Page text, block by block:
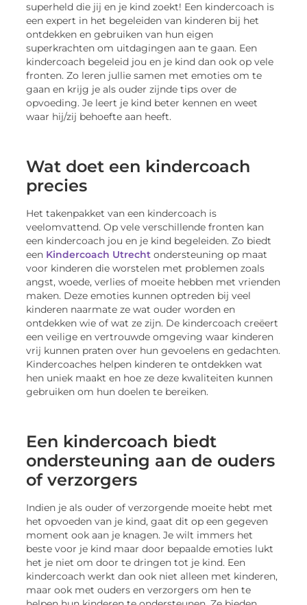
superheld die jij en je kind zoekt! Een kindercoach is
een expert in het begeleiden van kinderen bij het
ontdekken en gebruiken van hun eigen
superkrachten om uitdagingen aan te gaan. Een
kindercoach begeleid jou en je kind dan ook op vele
fronten. Zo leren jullie samen met emoties om te
gaan en krijg je als ouder zijnde tips over de
opvoeding. Je leert je kind beter kennen en weet
waar hij/zij behoefte aan heeft.
Wat doet een kindercoach
precies
Het takenpakket van een kindercoach is
veelomvattend. Op vele verschillende fronten kan
een kindercoach jou en je kind begeleiden. Zo biedt
een Kindercoach Utrecht ondersteuning op maat
voor kinderen die worstelen met problemen zoals
angst, woede, verlies of moeite hebben met vrienden
maken. Deze emoties kunnen optreden bij veel
kinderen naarmate ze wat ouder worden en
ontdekken wie of wat ze zijn. De kindercoach creëert
een veilige en vertrouwde omgeving waar kinderen
vrij kunnen praten over hun gevoelens en gedachten.
Kindercoaches helpen kinderen te ontdekken wat
hen uniek maakt en hoe ze deze kwaliteiten kunnen
gebruiken om hun doelen te bereiken.
Een kindercoach biedt
ondersteuning aan de ouders
of verzorgers
Indien je als ouder of verzorgende moeite hebt met
het opvoeden van je kind, gaat dit op een gegeven
moment ook aan je knagen. Je wilt immers het
beste voor je kind maar door bepaalde emoties lukt
het je niet om door te dringen tot je kind. Een
kindercoach werkt dan ook niet alleen met kinderen,
maar ook met ouders en verzorgers om hen te